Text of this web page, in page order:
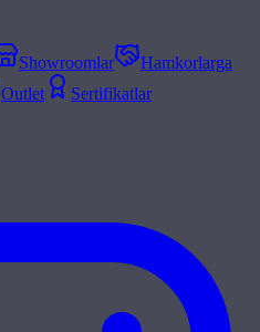
Showroomlar
Hamkorlarga
Outlet
Sertifikatlar